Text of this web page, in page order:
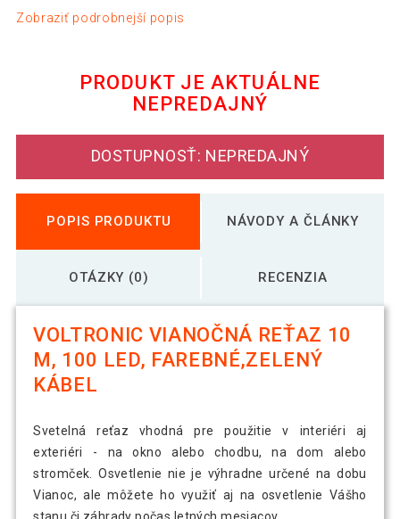
Zobraziť podrobnejší popis
PRODUKT JE AKTUÁLNE
NEPREDAJNÝ
DOSTUPNOSŤ: NEPREDAJNÝ
POPIS PRODUKTU NÁVODY A ČLÁNKY
OTÁZKY (0) RECENZIA
VOLTRONIC VIANOČNÁ REŤAZ 10
M, 100 LED, FAREBNÉ,ZELENÝ
KÁBEL
Svetelná reťaz vhodná pre použitie v interiéri aj
exteriéri - na okno alebo chodbu, na dom alebo
stromček. Osvetlenie nie je výhradne určené na dobu
Vianoc, ale môžete ho využiť aj na osvetlenie Vášho